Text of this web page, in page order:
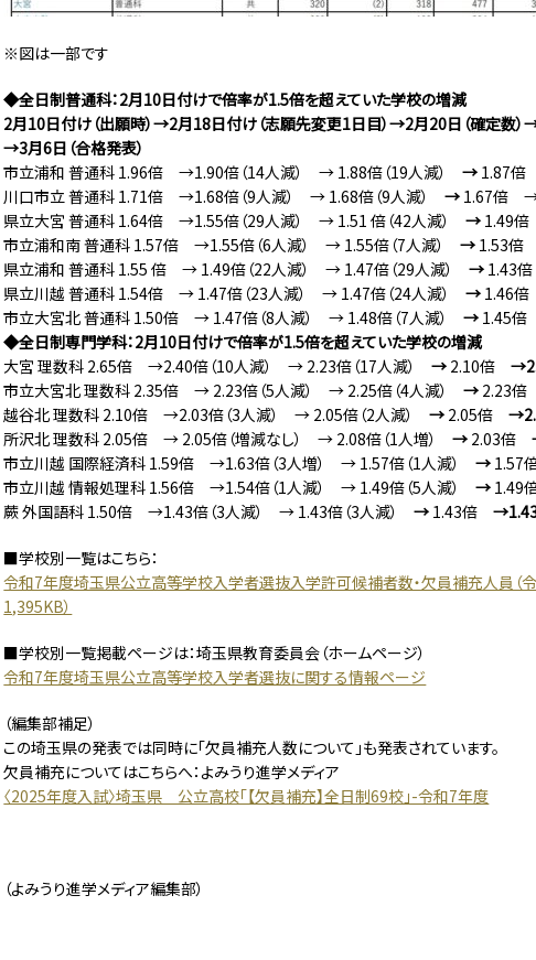
※図は一部です
◆全日制普通科：2月10日付けで倍率が1.5倍を超えていた学校の増減
2月10日付け（出願時）→2月18日付け（志願先変更1日目）→2月20日（確定数）
→3月6日（合格発表）
市立浦和 普通科 1.96倍 →1.90倍（14人減） → 1.88倍（19人減）
→ 1.87
川口市立 普通科 1.71倍 →1.68倍（9人減） → 1.68倍（9人減）
→ 1.67倍
県立大宮 普通科 1.64倍 →1.55倍（29人減） → 1.51 倍（42人減）
→ 1.49
市立浦和南 普通科 1.57倍 →1.55倍（6人減） → 1.55倍（7人減）
→ 1.53
県立浦和 普通科 1.55 倍 → 1.49倍（22人減） → 1.47倍（29人減）
→ 1.43
県立川越 普通科 1.54倍 → 1.47倍（23人減） → 1.47倍（24人減）
→ 1.46
市立大宮北 普通科 1.50倍 → 1.47倍（8人減） → 1.48倍（7人減）
→ 1.45
◆全日制専門学科：2月10日付けで倍率が1.5倍を超えていた学校の増減
大宮 理数科 2.65倍 →2.40倍（10人減） → 2.23倍（17人減）
→ 2.10倍
市立大宮北 理数科 2.35倍 → 2.23倍（5人減） → 2.25倍（4人減）
→ 2.23倍
越谷北 理数科 2.10倍 →2.03倍（3人減） → 2.05倍（2人減）
→ 2.05倍
所沢北 理数科 2.05倍 → 2.05倍（増減なし） → 2.08倍（1人増）
→ 2.03倍
市立川越 国際経済科 1.59倍 →1.63倍（3人増） → 1.57倍（1人減）
→ 1.57
市立川越 情報処理科 1.56倍 →1.54倍（1人減） → 1.49倍（5人減）
→ 1.49
蕨 外国語科 1.50倍 →1.43倍（3人減） → 1.43倍（3人減）
→ 1.43倍
■学校別一覧はこちら：
令和7年度埼玉県公立高等学校入学者選抜入学許可候補者数・欠員補充人員（令
1,395KB）
■学校別一覧掲載ページは：埼玉県教育委員会（ホームページ）
令和7年度埼玉県公立高等学校入学者選抜に関する情報ページ
（編集部補足）
この埼玉県の発表では同時に「欠員補充人数について」も発表されています。
欠員補充についてはこちらへ：よみうり進学メディア
〈2025年度入試〉埼玉県 公立高校「【欠員補充】全日制69校」-令和7年度
（よみうり進学メディア編集部）